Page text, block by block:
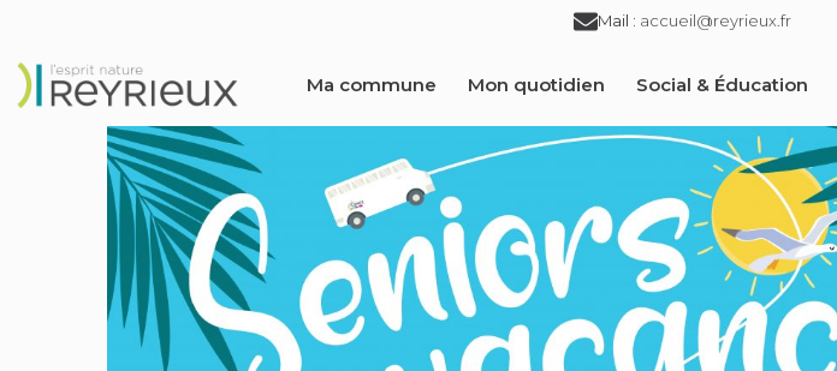
Mail : accueil@reyrieux.fr
Ma commune Mon quotidien Social & Éducation